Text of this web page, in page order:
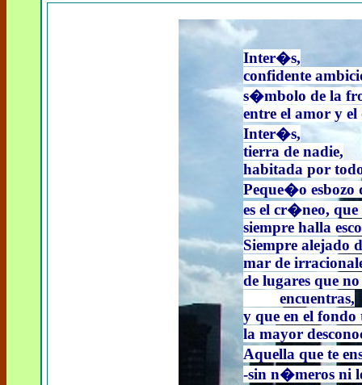
Inter�s,
confidente
s�mbolo de la
entre el amor y el
Inter�s,
tierra de nadie,
habitada por
Peque�o esbozo
es el cr�neo, que
siempre halla
Siempre alejado
mar de
de lugares que no
encuentras,
y que en el fondo
la mayor
Aquella que te
-sin n�meros ni